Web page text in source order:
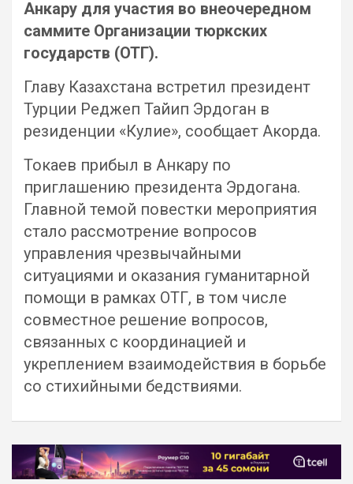
Анкару для участия во внеочередном
саммите Организации тюркских
государств (ОТГ).
Главу Казахстана встретил президент
Турции Реджеп Тайип Эрдоган в
резиденции «Кулие», сообщает Акорда.
Токаев прибыл в Анкару по
приглашению президента Эрдогана.
Главной темой повестки мероприятия
стало рассмотрение вопросов
управления чрезвычайными
ситуациями и оказания гуманитарной
помощи в рамках ОТГ, в том числе
совместное решение вопросов,
связанных с координацией и
укреплением взаимодействия в борьбе
со стихийными бедствиями.
Навигация